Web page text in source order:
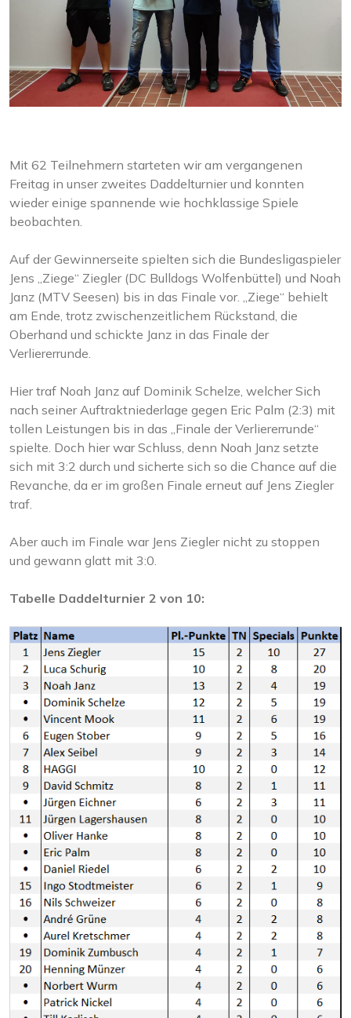
Mit 62 Teilnehmern starteten wir am vergangenen
Freitag in unser zweites Daddelturnier und konnten
wieder einige spannende wie hochklassige Spiele
beobachten.
Auf der Gewinnerseite spielten sich die Bundesligaspieler
Jens „Ziege“ Ziegler (DC Bulldogs Wolfenbüttel) und Noah
Janz (MTV Seesen) bis in das Finale vor. „Ziege“ behielt
am Ende, trotz zwischenzeitlichem Rückstand, die
Oberhand und schickte Janz in das Finale der
Verliererrunde.
Hier traf Noah Janz auf Dominik Schelze, welcher Sich
nach seiner Auftraktniederlage gegen Eric Palm (2:3) mit
tollen Leistungen bis in das „Finale der Verliererrunde“
spielte. Doch hier war Schluss, denn Noah Janz setzte
sich mit 3:2 durch und sicherte sich so die Chance auf die
Revanche, da er im großen Finale erneut auf Jens Ziegler
traf.
Aber auch im Finale war Jens Ziegler nicht zu stoppen
und gewann glatt mit 3:0.
Tabelle Daddelturnier 2 von 10: